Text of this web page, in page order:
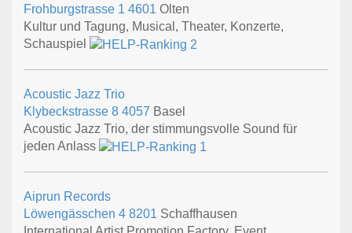
Frohburgstrasse 1 4601 Olten
Kultur und Tagung, Musical, Theater, Konzerte,
Schauspiel
Acoustic Jazz Trio
Klybeckstrasse 8 4057 Basel
Acoustic Jazz Trio, der stimmungsvolle Sound für
jeden Anlass
Aiprun Records
Löwengässchen 4 8201 Schaffhausen